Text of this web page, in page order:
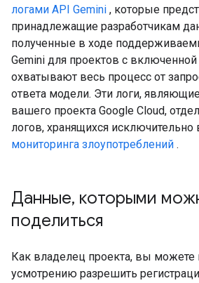
логами API Gemini , которые
принадлежащие разработчикам
полученные в ходе
Gemini для проектов с
охватывают весь процесс от
ответа модели. Эти логи,
вашего проекта Google Cloud,
логов, хранящихся исключительно
мониторинга злоупотреблений .
Данные, которыми
поделиться
Как владелец проекта, вы можете
усмотрению разрешить